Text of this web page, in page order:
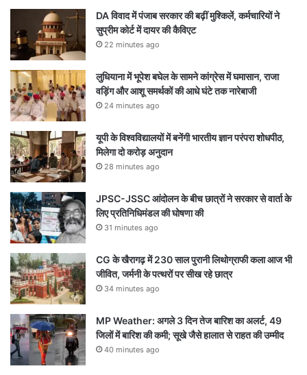
DA विवाद में पंजाब सरकार की बढ़ीं मुश्किलें, कर्मचारियों ने
सुप्रीम कोर्ट में दायर की कैविएट
22 minutes ago
लुधियाना में भूपेश बघेल के सामने कांग्रेस में घमासान, राजा
वड़िंग और आशू समर्थकों की आधे घंटे तक नारेबाजी
24 minutes ago
यूपी के विश्वविद्यालयों में बनेंगी भारतीय ज्ञान परंपरा शोधपीठ,
मिलेगा दो करोड़ अनुदान
28 minutes ago
JPSC-JSSC आंदोलन के बीच छात्रों ने सरकार से वार्ता के
लिए प्रतिनिधिमंडल की घोषणा की
31 minutes ago
CG के खैरागढ़ में 230 साल पुरानी लिथोग्राफी कला आज भी
जीवित, जर्मनी के पत्थरों पर सीख रहे छात्र
34 minutes ago
MP Weather: अगले 3 दिन तेज बारिश का अलर्ट, 49
जिलों में बारिश की कमी; सूखे जैसे हालात से राहत की उम्मीद
40 minutes ago